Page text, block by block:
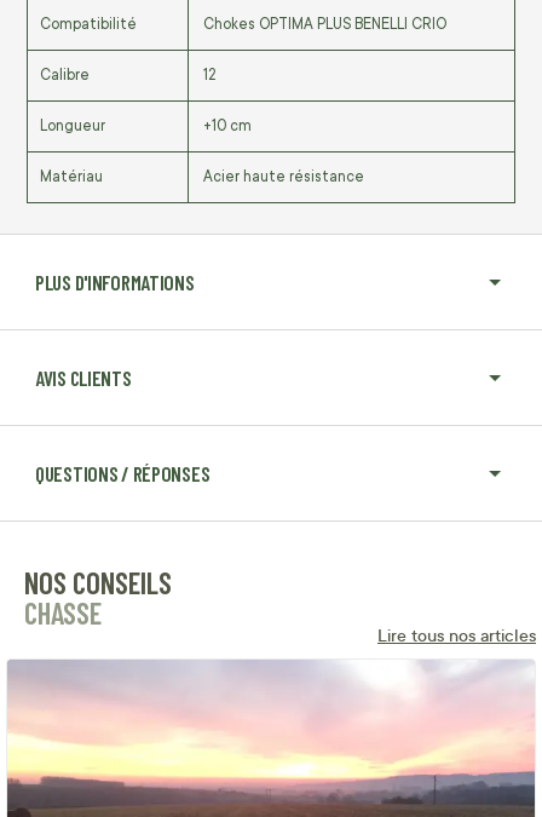
PLUS D'INFORMATIONS
AVIS CLIENTS
QUESTIONS / RÉPONSES
Compatibilité Chokes OPTIMA PLUS BENELLI CRIO
Calibre 12
Longueur +10 cm
Matériau Acier haute résistance
NOS CONSEILS
CHASSE
Lire tous nos articles